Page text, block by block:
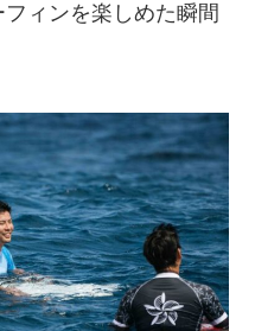
ィンを楽しめた瞬間